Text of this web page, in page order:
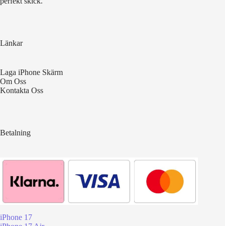
Länkar
Laga iPhone Skärm
Om Oss
Kontakta Oss
Betalning
iPhone 17